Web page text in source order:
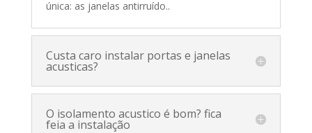
única: as janelas antirruído..
Custa caro instalar portas e janelas
acusticas?
O isolamento acustico é bom? fica
feia a instalação